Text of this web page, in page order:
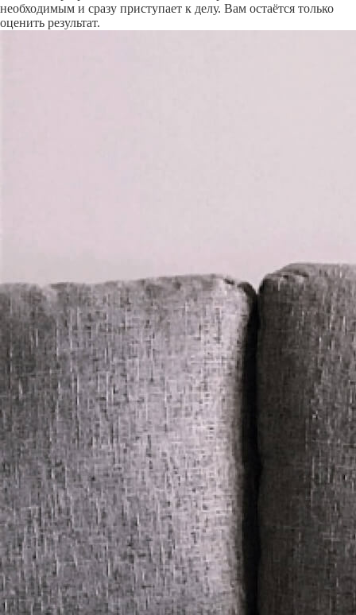
необходимым и сразу приступает к делу. Вам остаётся только
оценить результат.